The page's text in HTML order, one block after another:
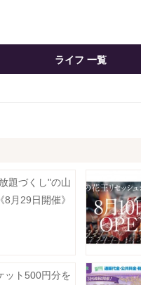
ライフ 一覧
題づくし"の山
月29日開催》
ット500円分を